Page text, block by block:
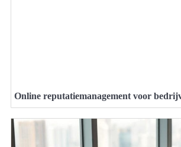
Online reputatiemanagement voor